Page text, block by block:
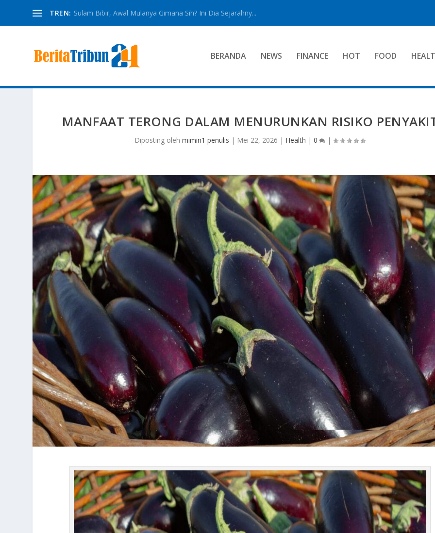
TREN: Sulam Bibir, Awal Mulanya Gimana Sih? Ini Dia Sejarahny...
BERANDA NEWS FINANCE HOT FOOD
MANFAAT TERONG DALAM MENURUNKAN RISIKO
Diposting olehmimin1 penulis | Mei 22, 2026 | Health |0 |